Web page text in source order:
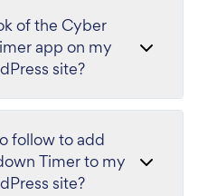
of the Cyber
app on my
site?
follow to add
Timer to my
site?